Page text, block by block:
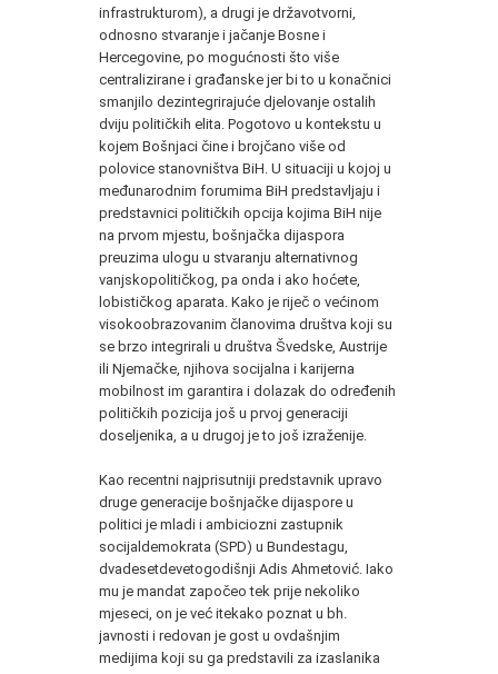
infrastrukturom), a drugi je državotvorni,
odnosno stvaranje i jačanje Bosne i
Hercegovine, po mogućnosti što više
centralizirane i građanske jer bi to u konačnici
smanjilo dezintegrirajuće djelovanje ostalih
dviju političkih elita. Pogotovo u kontekstu u
kojem Bošnjaci čine i brojčano više od
polovice stanovništva BiH. U situaciji u kojoj u
međunarodnim forumima BiH predstavljaju i
predstavnici političkih opcija kojima BiH nije
na prvom mjestu, bošnjačka dijaspora
preuzima ulogu u stvaranju alternativnog
vanjskopolitičkog, pa onda i ako hoćete,
lobističkog aparata. Kako je riječ o većinom
visokoobrazovanim članovima društva koji su
se brzo integrirali u društva Švedske, Austrije
ili Njemačke, njihova socijalna i karijerna
mobilnost im garantira i dolazak do određenih
političkih pozicija još u prvoj generaciji
doseljenika, a u drugoj je to još izraženije.
Kao recentni najprisutniji predstavnik upravo
druge generacije bošnjačke dijaspore u
politici je mladi i ambiciozni zastupnik
socijaldemokrata (SPD) u Bundestagu,
dvadesetdevetogodišnji Adis Ahmetović. Iako
mu je mandat započeo tek prije nekoliko
mjeseci, on je već itekako poznat u bh.
javnosti i redovan je gost u ovdašnjim
medijima koji su ga predstavili za izaslanika